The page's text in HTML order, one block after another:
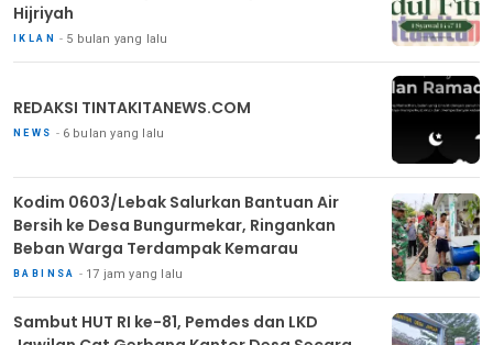
Hijriyah
IKLAN 5 bulan yang lalu
REDAKSI TINTAKITANEWS.COM
NEWS 6 bulan yang lalu
Kodim 0603/Lebak Salurkan Bantuan Air
Bersih ke Desa Bungurmekar, Ringankan
Beban Warga Terdampak Kemarau
BABINSA 17 jam yang lalu
Sambut HUT RI ke-81, Pemdes dan LKD